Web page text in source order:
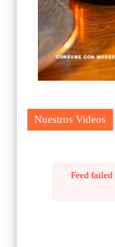
Nuestros Videos
Feed